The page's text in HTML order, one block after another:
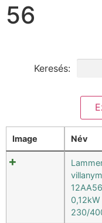
56
Keresés:
Image Név
230/